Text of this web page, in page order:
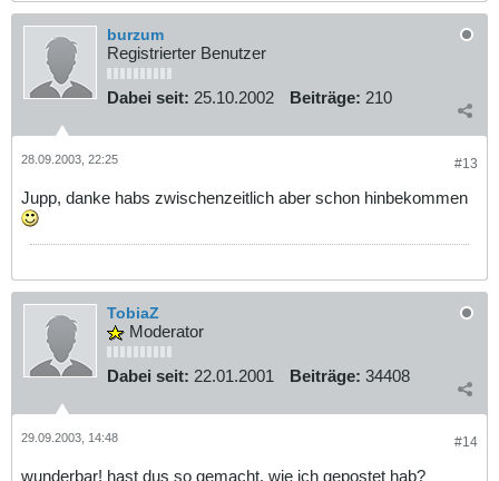
burzum
Registrierter Benutzer
Dabei seit: 25.10.2002 Beiträge: 210
#13
28.09.2003, 22:25
Jupp, danke habs zwischenzeitlich aber schon hinbekommen
TobiaZ
Moderator
Dabei seit: 22.01.2001 Beiträge: 34408
#14
29.09.2003, 14:48
wunderbar! hast dus so gemacht, wie ich gepostet hab?